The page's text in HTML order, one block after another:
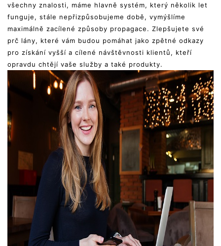
všechny znalosti, máme hlavně systém, který několik let
funguje, stále nepřizpůsobujeme době, vymýšlíme
maximálně zacílené způsoby propagace. Zlepšujete své
prč lány, které vám budou pomáhat jako zpětné odkazy
pro získání vyšší a cílené návštěvnosti klientů, kteří
opravdu chtějí vaše služby a také produkty.